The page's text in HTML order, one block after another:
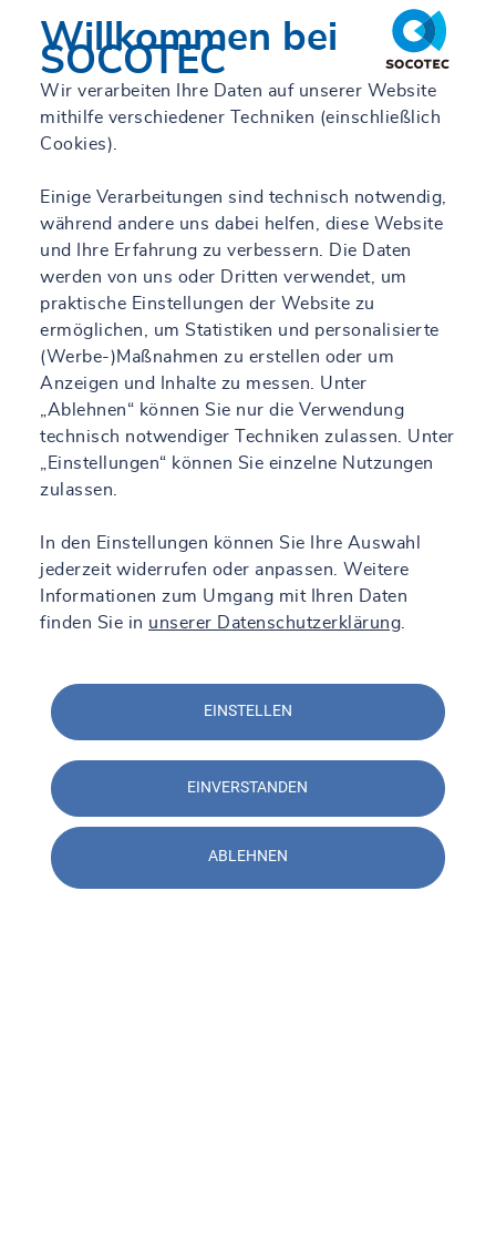
Willkommen bei
SOCOTEC
Wir verarbeiten Ihre Daten auf unserer Website
mithilfe verschiedener Techniken (einschließlich
Cookies).
Einige Verarbeitungen sind technisch notwendig,
während andere uns dabei helfen, diese Website
und Ihre Erfahrung zu verbessern. Die Daten
werden von uns oder Dritten verwendet, um
praktische Einstellungen der Website zu
ermöglichen, um Statistiken und personalisierte
(Werbe-)Maßnahmen zu erstellen oder um
Anzeigen und Inhalte zu messen. Unter
„Ablehnen“ können Sie nur die Verwendung
technisch notwendiger Techniken zulassen. Unter
„Einstellungen“ können Sie einzelne Nutzungen
zulassen.
In den Einstellungen können Sie Ihre Auswahl
jederzeit widerrufen oder anpassen. Weitere
Informationen zum Umgang mit Ihren Daten
finden Sie in unserer Datenschutzerklärung
EINSTELLEN
EINVERSTANDEN
ABLEHNEN